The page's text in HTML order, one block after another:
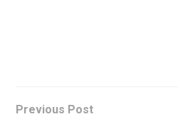
Previous Post